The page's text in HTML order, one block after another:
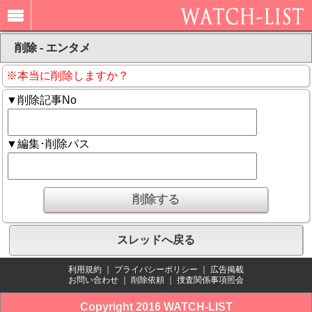
削除 - エンタメ
※本当に削除しますか？
▼削除記事No
▼編集･削除パス
スレッドへ戻る
利用規約 プライバシーポリシー
広告掲載
お問い合わせ
削除依頼 捜査関係事項照会
Copyright 2016 WATCH-LIST